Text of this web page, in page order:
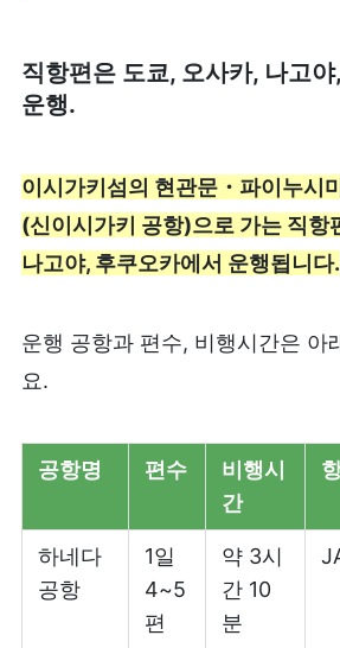
직항편은 도쿄, 오사카, 나고
운행.
이시가키섬의 현관문・파이누시
(신이시가키 공항)으로 가는 직항
나고야, 후쿠오카에서 운행됩니다.
운행 공항과 편수, 비행시간은 아
요.
공항명 편수
비행시
간
하네다
공항
1일
4~5
편
약 3시
간 10
분